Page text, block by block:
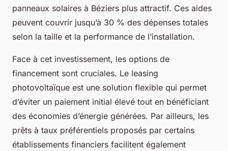
panneaux solaires à Béziers plus attractif. Ces aides
peuvent couvrir jusqu’à 30 % des dépenses totales
selon la taille et la performance de l’installation.
Face à cet investissement, les options de
financement sont cruciales. Le leasing
photovoltaïque est une solution flexible qui permet
d’éviter un paiement initial élevé tout en bénéficiant
des économies d’énergie générées. Par ailleurs, les
prêts à taux préférentiels proposés par certains
établissements financiers facilitent également